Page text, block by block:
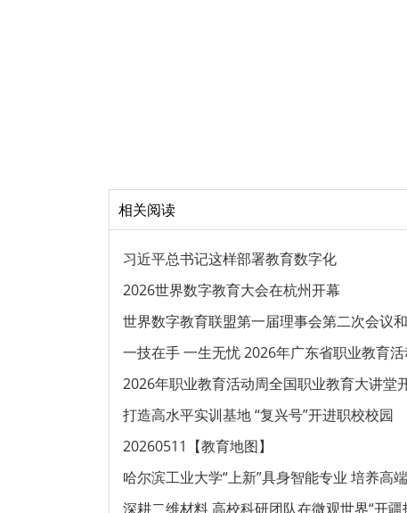
相关阅读
习近平总书记这样部署教育数字化
2026世界数字教育大会在杭州开幕
世界数字教育联盟第一届理事会第二次会议
一技在手 一生无忧 2026年广东省职业教育
2026年职业教育活动周全国职业教育大讲堂
打造高水平实训基地 “复兴号”开进职校校园
20260511【教育地图】
哈尔滨工业大学“上新”具身智能专业 培养高
深耕二维材料 高校科研团队在微观世界“开疆